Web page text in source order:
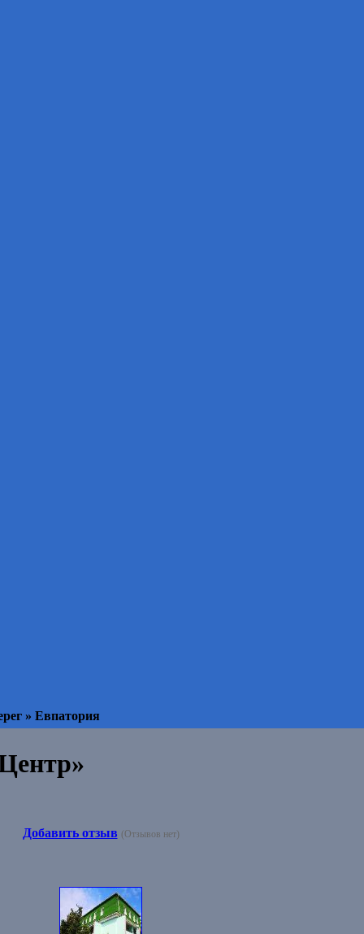
» Евпатория
Добавить отзыв (Отзывов нет)